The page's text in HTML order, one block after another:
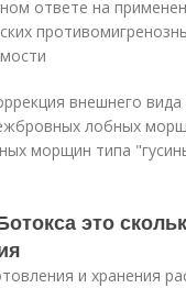
ответе на
внешнего
лобных
морщин типа
это
и хранения